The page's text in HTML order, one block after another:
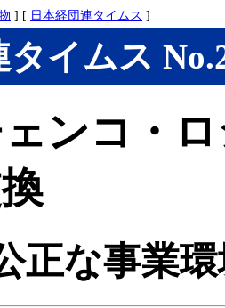
] [ 日本経団連タイムス ]
タイムス
ンコ・
正な事業